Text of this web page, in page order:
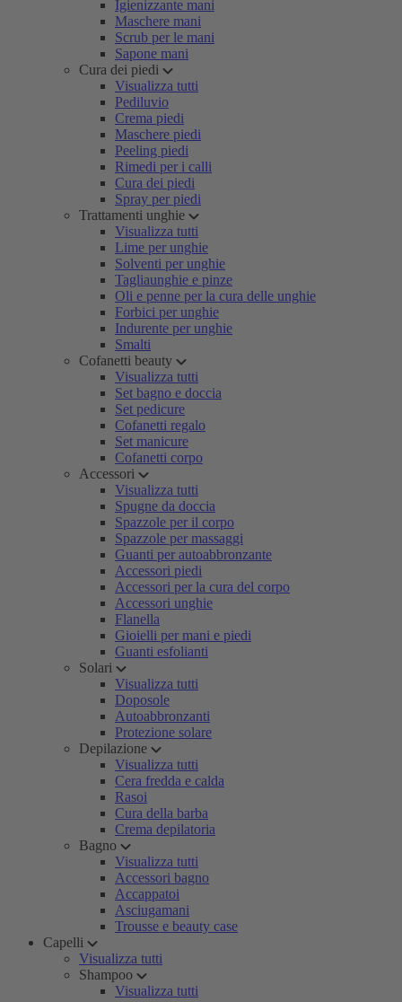
Igienizzante mani
Maschere mani
Scrub per le mani
Sapone mani
Cura dei piedi
Visualizza tutti
Pediluvio
Crema piedi
Maschere piedi
Peeling piedi
Rimedi per i calli
Cura dei piedi
Spray per piedi
Trattamenti unghie
Visualizza tutti
Lime per unghie
Solventi per unghie
Tagliaunghie e pinze
Oli e penne per la cura delle unghie
Forbici per unghie
Indurente per unghie
Smalti
Cofanetti beauty
Visualizza tutti
Set bagno e doccia
Set pedicure
Cofanetti regalo
Set manicure
Cofanetti corpo
Accessori
Visualizza tutti
Spugne da doccia
Spazzole per il corpo
Spazzole per massaggi
Guanti per autoabbronzante
Accessori piedi
Accessori per la cura del corpo
Accessori unghie
Flanella
Gioielli per mani e piedi
Guanti esfolianti
Solari
Visualizza tutti
Doposole
Autoabbronzanti
Protezione solare
Depilazione
Visualizza tutti
Cera fredda e calda
Rasoi
Cura della barba
Crema depilatoria
Bagno
Visualizza tutti
Accessori bagno
Accappatoi
Asciugamani
Trousse e beauty case
Capelli
Visualizza tutti
Shampoo
Visualizza tutti